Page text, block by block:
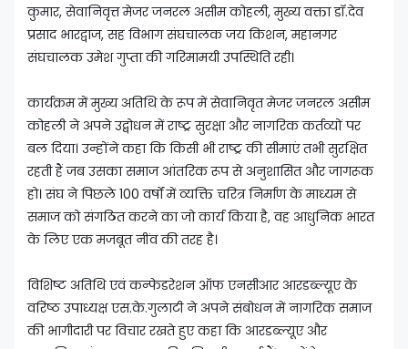
कुमार, सेवानिवृत्त मेजर जनरल असीम कोहली, मुख्य वक्ता डॉ.देव
प्रसाद भारद्वाज, सह विभाग संघचालक जय किशन, महानगर
संघचालक उमेश गुप्ता की गरिमामयी उपस्थिति रही।
कार्यक्रम में मुख्य अतिथि के रूप में सेवानिवृत मेजर जनरल असीम
कोहली ने अपने उद्बोधन में राष्ट्र सुरक्षा और नागरिक कर्तव्यों पर
बल दिया। उन्होंने कहा कि किसी भी राष्ट्र की सीमाएं तभी सुरक्षित
रहती हैं जब उसका समाज आंतरिक रूप से अनुशासित और जागरूक
हो। संघ ने पिछले 100 वर्षों में व्यक्ति चरित्र निर्माण के माध्यम से
समाज को संगठित करने का जो कार्य किया है, वह आधुनिक भारत
के लिए एक मजबूत नींव की तरह है।
विशिष्ट अतिथि एवं कन्फेडरेशन ऑफ एनसीआर आरडब्ल्यूए के
वरिष्ठ उपाध्यक्ष एस.के.गुलाटी ने अपने संबोधन में नागरिक समाज
की भागीदारी पर विचार रखते हुए कहा कि आरडब्ल्यूए और